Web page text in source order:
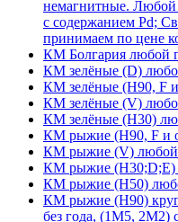
немагнитные. Любой
с содержанием Pd;
принимаем по цене
КМ Болгария любой
КМ зелёные (D)
КМ зелёные (H90, F
КМ зелёные (V)
КМ зелёные (Н30)
КМ рыжие (H90, F и
КМ рыжие (V) любой
КМ рыжие (Н30;D;E)
КМ рыжие (Н50)
КМ рыжие (Н90)
без года, (1М5, 2М2)